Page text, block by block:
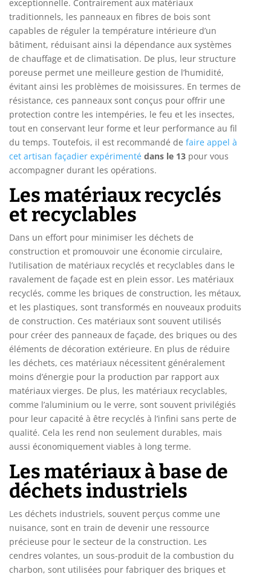
exceptionnelle. Contrairement aux matériaux
traditionnels, les panneaux en fibres de bois sont
capables de réguler la température intérieure d’un
bâtiment, réduisant ainsi la dépendance aux systèmes
de chauffage et de climatisation. De plus, leur structure
poreuse permet une meilleure gestion de l’humidité,
évitant ainsi les problèmes de moisissures. En termes de
résistance, ces panneaux sont conçus pour offrir une
protection contre les intempéries, le feu et les insectes,
tout en conservant leur forme et leur performance au fil
du temps. Toutefois, il est recommandé de faire appel à
cet artisan façadier expérimenté dans le 13 pour vous
accompagner durant les opérations.
Les matériaux recyclés
et recyclables
Dans un effort pour minimiser les déchets de
construction et promouvoir une économie circulaire,
l’utilisation de matériaux recyclés et recyclables dans le
ravalement de façade est en plein essor. Les matériaux
recyclés, comme les briques de construction, les métaux,
et les plastiques, sont transformés en nouveaux produits
de construction. Ces matériaux sont souvent utilisés
pour créer des panneaux de façade, des briques ou des
éléments de décoration extérieure. En plus de réduire
les déchets, ces matériaux nécessitent généralement
moins d’énergie pour la production par rapport aux
matériaux vierges. De plus, les matériaux recyclables,
comme l’aluminium ou le verre, sont souvent privilégiés
pour leur capacité à être recyclés à l’infini sans perte de
qualité. Cela les rend non seulement durables, mais
aussi économiquement viables à long terme.
Les matériaux à base de
déchets industriels
Les déchets industriels, souvent perçus comme une
nuisance, sont en train de devenir une ressource
précieuse pour le secteur de la construction. Les
cendres volantes, un sous-produit de la combustion du
charbon, sont utilisées pour fabriquer des briques et